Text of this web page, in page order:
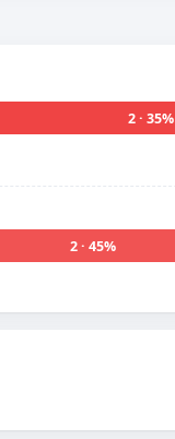
2 · 35%
2 · 45%